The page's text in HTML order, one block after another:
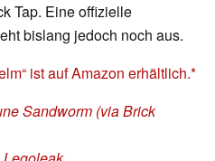
Tap. Eine offizielle
bislang jedoch noch aus.
ist auf Amazon erhältlich.
Sandworm (via Brick